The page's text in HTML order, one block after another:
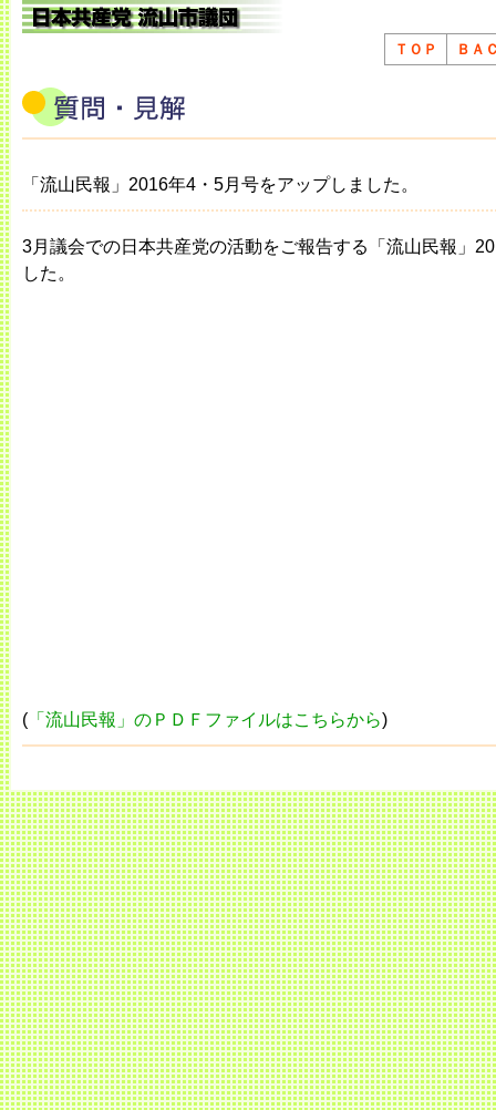
ＴＯＰ ＢＡ
「流山民報」2016年4・5月号をアップしました。
3月議会での日本共産党の活動をご報告する「流山民報」
した。
( 「流山民報」のＰＤＦファイルはこちらから)